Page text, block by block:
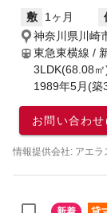
敷 1ヶ月
神奈川県川崎
東急東横線 /
3LDK(68.08
1989年5月(築
お問い合わ
情報提供会社: アエ